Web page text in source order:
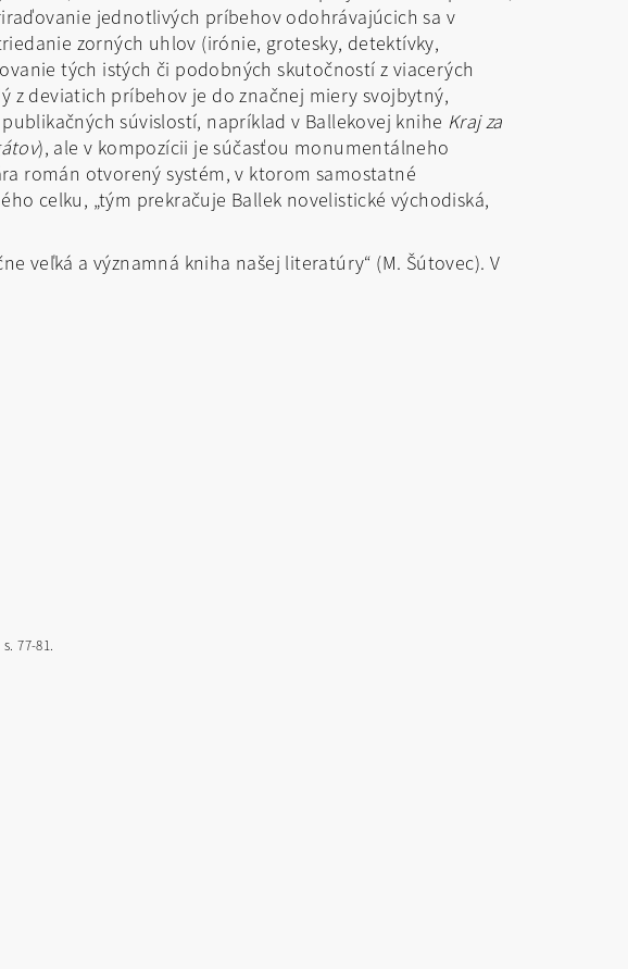
jednotlivých príbehov odohrávajúcich sa v
zorných uhlov (irónie, grotesky, detektívky,
tých istých či podobných skutočností z viacerých
z deviatich príbehov je do značnej miery svojbytný,
súvislostí, napríklad v Ballekovej knihe Kraj za
), ale v kompozícii je súčasťou monumentálneho
román otvorený systém, v ktorom samostatné
celku, „tým prekračuje Ballek novelistické východiská,
veľká a významná kniha našej literatúry“ (M. Šútovec). V
77-81.